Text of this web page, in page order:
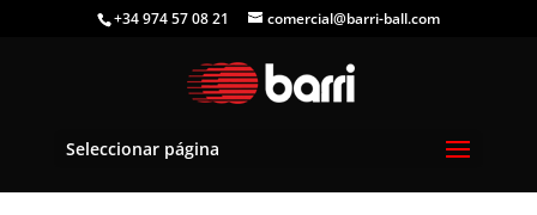
+34 974 57 08 21 comercial@barri-ball.com
Seleccionar página